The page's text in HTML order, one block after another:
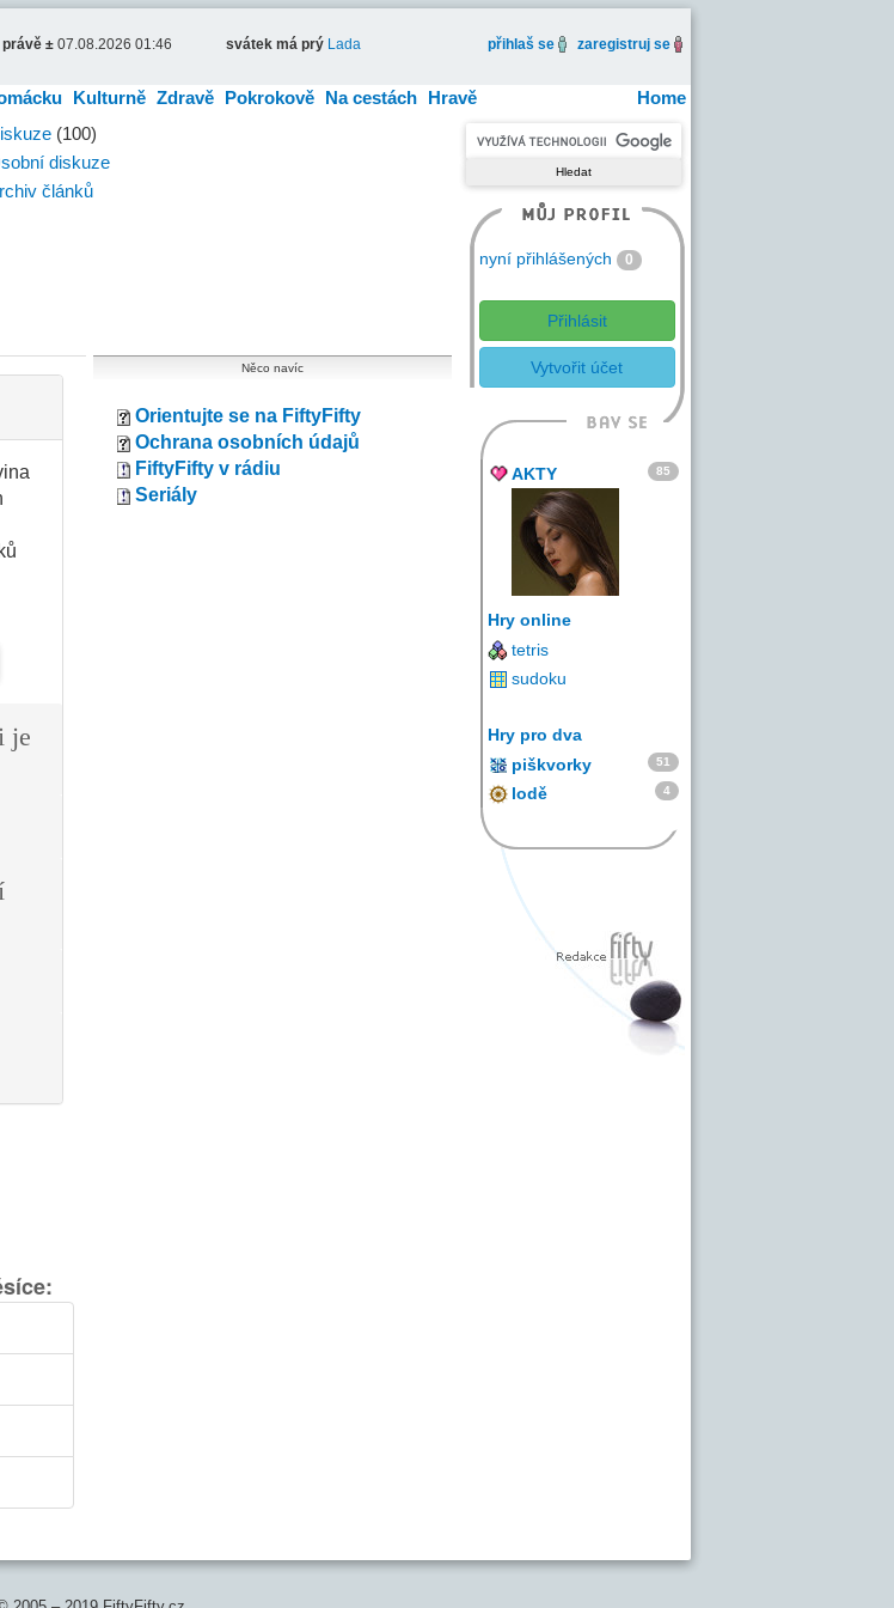
± 07.08.2026 01:46 svátek má prý Lada přihlaš se zaregistruj se
Home
Kulturně Zdravě Pokrokově Na cestách Hravě
(100)
diskuze
článků
je
Něco navíc
Orientujte se na FiftyFifty
Ochrana osobních údajů
FiftyFifty v rádiu
Seriály
nyní přihlášených 0
Přihlásit
Vytvořit účet
AKTY 85
Hry online
tetris
sudoku
Hry pro dva
piškvorky
51
lodě 4